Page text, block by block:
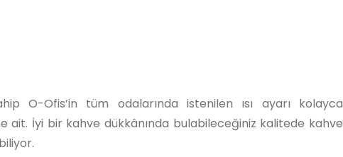
O-Ofis’in tüm odalarında istenilen ısı ayarı kolayca
ait. İyi bir kahve dükkânında bulabileceğiniz kalitede kahve